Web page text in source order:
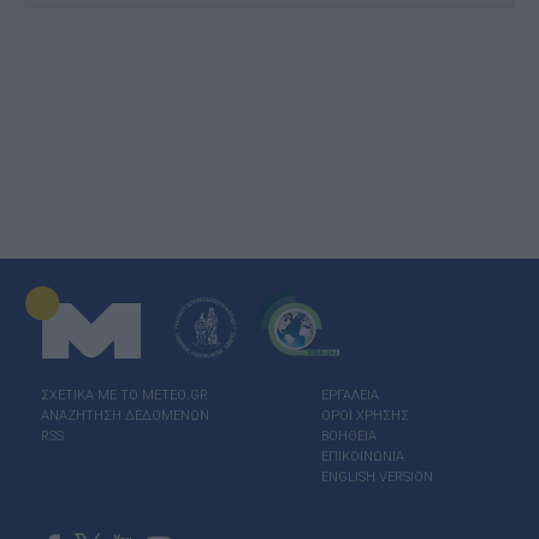
ΣΧΕΤΙΚΑ ΜΕ ΤΟ ΜΕΤΕΟ.GR
ΑΝΑΖΗΤΗΣΗ ΔΕΔΟΜΕΝΩΝ
RSS
ΕΡΓΑΛΕΙΑ
ΟΡΟΙ ΧΡΗΣΗΣ
ΒΟΗΘΕΙΑ
ΕΠΙΚΟΙΝΩΝΙΑ
ENGLISH VERSION